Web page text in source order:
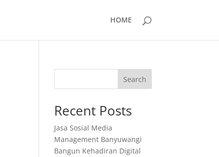
HOME
Search
Recent Posts
Jasa Sosial Media
Management Banyuwangi
Bangun Kehadiran Digital